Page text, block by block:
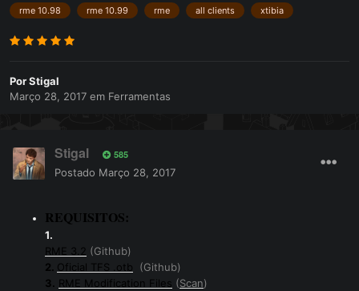
rme 10.98 rme 10.99 rme all clients xtibia
PorStigal
Março 28, 2017 em Ferramentas
Stigal 585
Postado Março 28, 2017
REQUISITOS:
1.
RME 3.2 (Github)
2. Oficial TFS .otb
(Github)
3. RME Modification Files (Scan)